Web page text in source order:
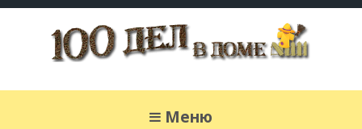
простые рецепты.Меню